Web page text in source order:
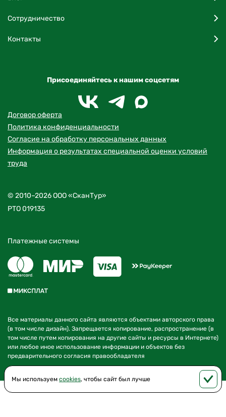
Сотрудничество
Контакты
Присоединяйтесь к нашим соцсетям
Договор оферта
Политика конфиденциальности
Согласие на обработку персональных данных
Информация о результатах специальной оценки условий
труда
© 2010–2026 ООО «СканТур»
РТО 019135
Платежные системы
Все материалы данного сайта являются объектами авторского права
(в том числе дизайн). Запрещается копирование, распространение (в
том числе путем копирования на другие сайты и ресурсы в Интернете)
или любое иное использование информации и объектов без
предварительного согласия правообладателя
Мы используем cookies, чтобы сайт был лучше